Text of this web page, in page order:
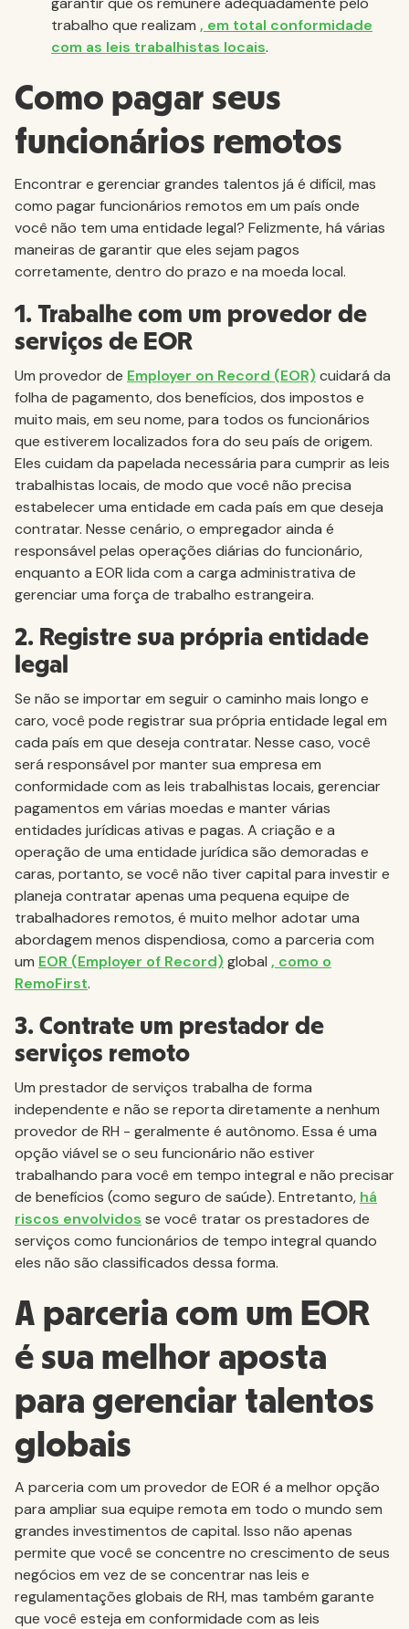
trabalho que realizam , em total conformidade
com as leis trabalhistas locais.
Como pagar seus
funcionários remotos
Encontrar e gerenciar grandes talentos já é difícil, mas
como pagar funcionários remotos em um país onde
você não tem uma entidade legal? Felizmente, há várias
maneiras de garantir que eles sejam pagos
corretamente, dentro do prazo e na moeda local.
1. Trabalhe com um provedor de
serviços de EOR
Um provedor de Employer on Record (EOR) cuidará da
folha de pagamento, dos benefícios, dos impostos e
muito mais, em seu nome, para todos os funcionários
que estiverem localizados fora do seu país de origem.
Eles cuidam da papelada necessária para cumprir as leis
trabalhistas locais, de modo que você não precisa
estabelecer uma entidade em cada país em que deseja
contratar. Nesse cenário, o empregador ainda é
responsável pelas operações diárias do funcionário,
enquanto a EOR lida com a carga administrativa de
gerenciar uma força de trabalho estrangeira.
2. Registre sua própria entidade
legal
Se não se importar em seguir o caminho mais longo e
caro, você pode registrar sua própria entidade legal em
cada país em que deseja contratar. Nesse caso, você
será responsável por manter sua empresa em
conformidade com as leis trabalhistas locais, gerenciar
pagamentos em várias moedas e manter várias
entidades jurídicas ativas e pagas. A criação e a
operação de uma entidade jurídica são demoradas e
caras, portanto, se você não tiver capital para investir e
planeja contratar apenas uma pequena equipe de
trabalhadores remotos, é muito melhor adotar uma
abordagem menos dispendiosa, como a parceria com
um EOR (Employer of Record) global , como o
RemoFirst.
3. Contrate um prestador de
serviços remoto
Um prestador de serviços trabalha de forma
independente e não se reporta diretamente a nenhum
provedor de RH - geralmente é autônomo. Essa é uma
opção viável se o seu funcionário não estiver
trabalhando para você em tempo integral e não precisar
de benefícios (como seguro de saúde). Entretanto, há
riscos envolvidos se você tratar os prestadores de
serviços como funcionários de tempo integral quando
eles não são classificados dessa forma.
A parceria com um EOR
é sua melhor aposta
para gerenciar talentos
globais
A parceria com um provedor de EOR é a melhor opção
para ampliar sua equipe remota em todo o mundo sem
grandes investimentos de capital. Isso não apenas
permite que você se concentre no crescimento de seus
negócios em vez de se concentrar nas leis e
regulamentações globais de RH, mas também garante
que você esteja em conformidade com as leis